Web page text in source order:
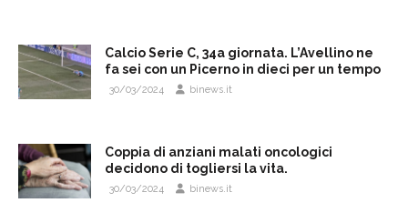
Calcio Serie C, 34a giornata. L’Avellino ne
fa sei con un Picerno in dieci per un tempo
30/03/2024 binews.it
Coppia di anziani malati oncologici
decidono di togliersi la vita.
30/03/2024 binews.it